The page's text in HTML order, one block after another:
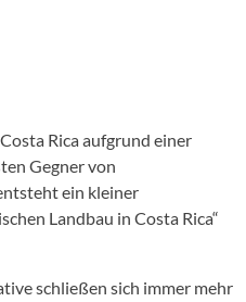
Rica aufgrund einer
Gegner von
ein kleiner
Landbau in Costa Rica“
schließen sich immer mehr